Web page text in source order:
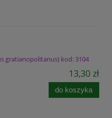
gratianopolitanus) kod: 3104
13,30 zł
do koszyka